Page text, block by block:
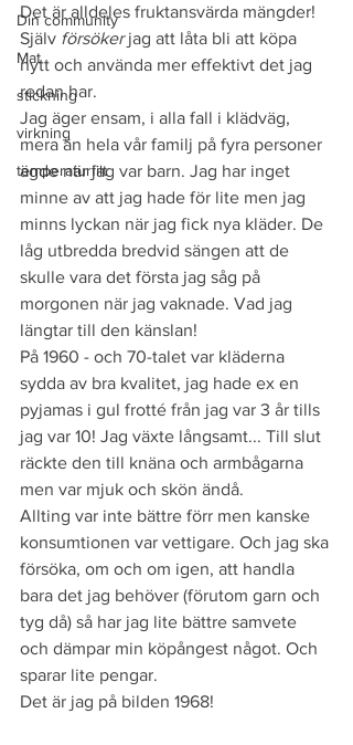
Din community
Mat
stickning
virkning
temperaturfilt
Det är alldeles fruktansvärda mängder!
Själv försöker jag att låta bli att köpa
nytt och använda mer effektivt det jag
redan har.
Jag äger ensam, i alla fall i klädväg,
mera än hela vår familj på fyra personer
ägde när jag var barn. Jag har inget
minne av att jag hade för lite men jag
minns lyckan när jag fick nya kläder. De
låg utbredda bredvid sängen att de
skulle vara det första jag såg på
morgonen när jag vaknade. Vad jag
längtar till den känslan!
På 1960 - och 70-talet var kläderna
sydda av bra kvalitet, jag hade ex en
pyjamas i gul frotté från jag var 3 år tills
jag var 10! Jag växte långsamt... Till slut
räckte den till knäna och armbågarna
men var mjuk och skön ändå.
Allting var inte bättre förr men kanske
konsumtionen var vettigare. Och jag ska
försöka, om och om igen, att handla
bara det jag behöver (förutom garn och
tyg då) så har jag lite bättre samvete
och dämpar min köpångest något. Och
sparar lite pengar.
Det är jag på bilden 1968!